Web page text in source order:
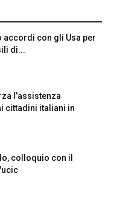
accordi con gli Usa per
di...
l’assistenza
cittadini italiani in
colloquio con il